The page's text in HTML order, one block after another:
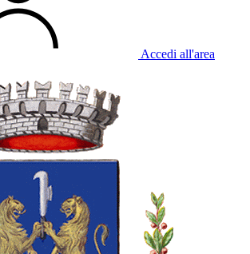
Accedi all'area